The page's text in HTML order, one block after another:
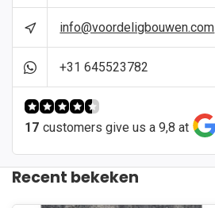
info@voordeligbouwen.com
+31 645523782
17 customers give us a 9,8 at
Recent bekeken